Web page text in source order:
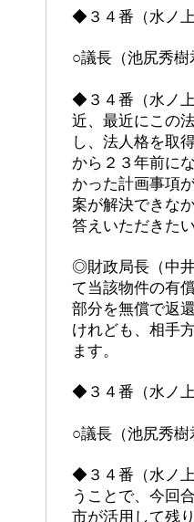
◆３４番（水ノ
○議長（池尻秀
◆３４番（水ノ
近、最近にこの
し、法人格を取
から２３年前に
かった計画事項
案が解決できな
答えいただきた
◎財政局長（中
て当該物件の有
部分を無償で返
けれども、相手
ます。
◆３４番（水ノ
○議長（池尻秀
◆３４番（水ノ
うことで、今回
市が活用して残